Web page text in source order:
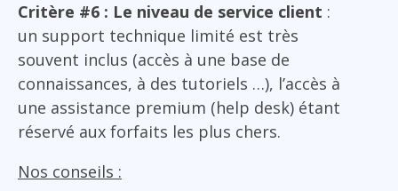
Critère #6 : Le niveau de service client :
un support technique limité est très
souvent inclus (accès à une base de
connaissances, à des tutoriels …), l’accès à
une assistance premium (help desk) étant
réservé aux forfaits les plus chers.
Nos conseils :